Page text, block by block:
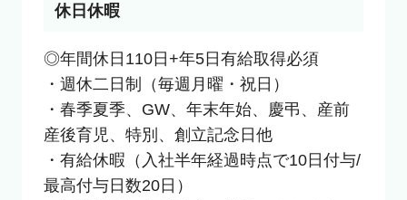
休日休暇
◎年間休日110日+年5日有給取得必須
・週休二日制（毎週月曜・祝日）
・春季夏季、GW、年末年始、慶弔、産前
産後育児、特別、創立記念日他
・有給休暇（入社半年経過時点で10日付与/
最高付与日数20日）